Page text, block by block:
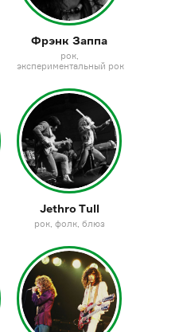
Фрэнк Заппа
рок
экспериментальный рок
Jethro Tull
рок фолк блюз